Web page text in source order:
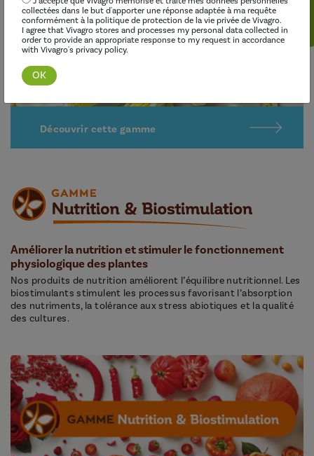
Découvrir cette gamme
Améliorer la nutrition et stimuler le fonctionnement
physiologique des plantes
Nos produits de nutrition améliorent l’équilibre nutritionnel. Les
biostimulants stimulent les processus favorisant l’absorption
des nutriments, la tolérance aux stress abiotiques et la qualité
des cultures.
collectées dans le but d'apporter une réponse adaptée à ma requête
conformément à la politique de protection de la vie privée de Vivagro.
I agree that Vivagro stores and processes my personal data collected in
order to provide an appropriate response to my request in accordance
with Vivagro's privacy policy.